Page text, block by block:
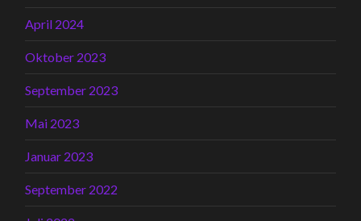
April 2024
Oktober 2023
September 2023
Mai 2023
Januar 2023
September 2022